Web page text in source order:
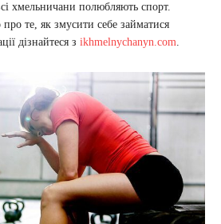
хмельничани полюбляють спорт.
те, як змусити себе займатися
дізнайтеся з ikhmelnychanyn.com.